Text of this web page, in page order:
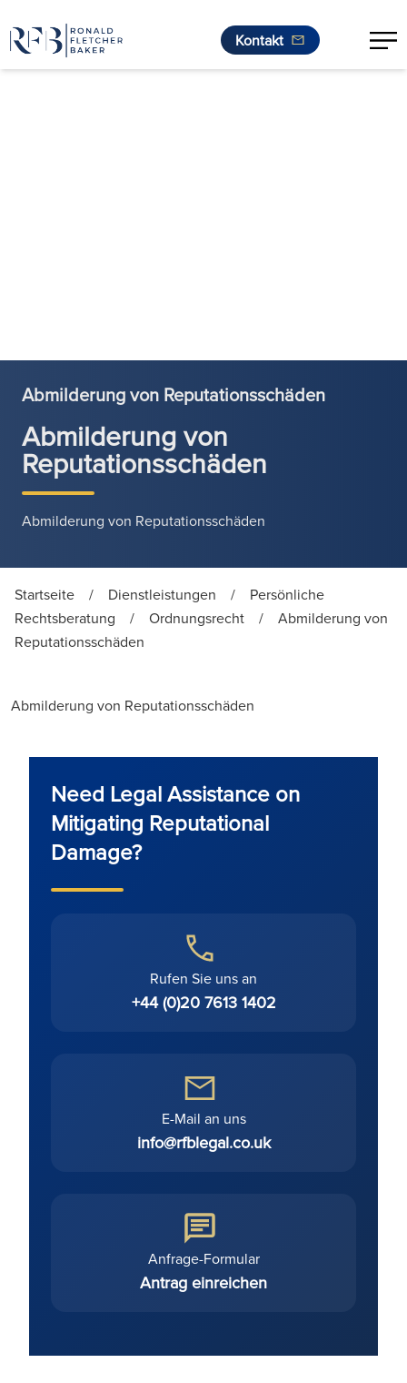
Kontakt
Abmilderung von Reputationsschäden
Abmilderung von
Reputationsschäden
Abmilderung von Reputationsschäden
Startseite / Dienstleistungen /
Persönliche
Rechtsberatung
/ Ordnungsrecht /
Abmilderung von
Reputationsschäden
Abmilderung von Reputationsschäden
Need Legal Assistance on
Mitigating Reputational
Damage?
Rufen Sie uns an
+44 (0)20 7613 1402
E-Mail an uns
info@rfblegal.co.uk
Anfrage-Formular
Antrag einreichen